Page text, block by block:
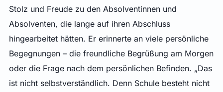
Stolz und Freude zu den Absolventinnen und
Absolventen, die lange auf ihren Abschluss
hingearbeitet hätten. Er erinnerte an viele persönliche
Begegnungen – die freundliche Begrüßung am Morgen
oder die Frage nach dem persönlichen Befinden. „Das
ist nicht selbstverständlich. Denn Schule besteht nicht